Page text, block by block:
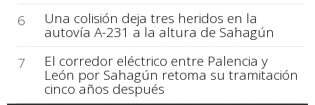
6
Una colisión deja tres heridos en la
autovía A-231 a la altura de Sahagún
7
El corredor eléctrico entre Palencia y
León por Sahagún retoma su tramitación
cinco años después